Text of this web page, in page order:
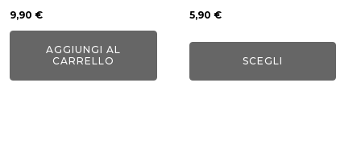
9,90 €
AGGIUNGI AL
CARRELLO
5,90 €
SCEGLI
nella
prodotto